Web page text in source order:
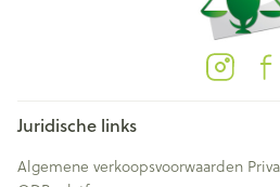
Juridische links
Algemene verkoopsvoorwaarden